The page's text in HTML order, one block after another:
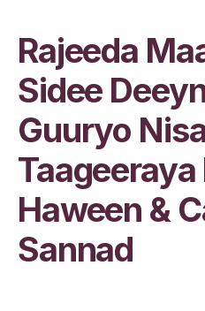
Rajeeda
Sidee
Guuryo
Haween &
Sannad